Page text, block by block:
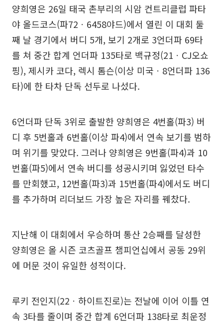
양희영은 26일 태국 촌부리의 시암 컨트리클럽 파타
야 올드코스(파72ㆍ6458야드)에서 열린 이 대회 둘
째 날 경기에서 버디 5개, 보기 2개로 3언더파 69타
를 쳐 중간 합계 언더파 135타로 백규정(21ㆍCJ오쇼
핑), 제시카 코다, 렉시 톰슨(이상 미국ㆍ8언더파 136
타)에 한 타차 단독 선두로 나섰다.
6언더파 단독 3위로 출발한 양희영은 4번홀(파3) 버
디 후 5번홀과 6번홀(이상 파4)에서 연속 보기를 범하
며 위기를 맞았다. 그러나 양희영은 9번홀(파4)과 10
번홀(파5)에서 연속 버디를 성공시키며 잃었던 타수
를 만회했고, 12번홀(파3)과 15번홀(파4)에서도 버디
를 추가하며 리더보드 가장 높은 자리를 꿰찼다.
지난해 이 대회에서 우승하며 통산 2승째를 달성한
양희영은 올 시즌 코츠골프 챔피언십에서 공동 29위
에 머문 것이 유일한 성적이다.
루키 전인지(22ㆍ하이트진로)는 전날에 이어 이틀 연
속 3타를 줄이며 중간 합계 6언더파 138타로 최운정